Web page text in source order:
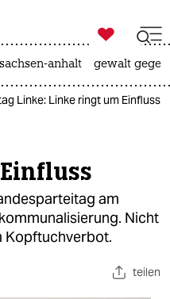

taz zahl ich
anhalt gewalt
Linke: Linke ringt um Einfluss
am
Nicht
Kopftuchverbot.
teilen